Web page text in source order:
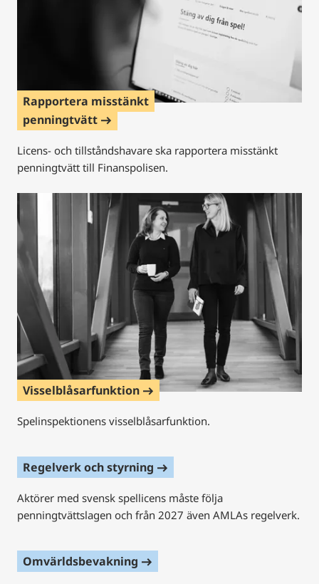
Rapportera misstänkt
penningtvätt east
Licens- och tillståndshavare ska rapportera misstänkt
penningtvätt till Finanspolisen.
Visselblåsarfunktion east
Spelinspektionens visselblåsarfunktion.
Regelverk och styrning east
Aktörer med svensk spellicens måste följa
penningtvättslagen och från 2027 även AMLAs regelverk.
Omvärldsbevakning east